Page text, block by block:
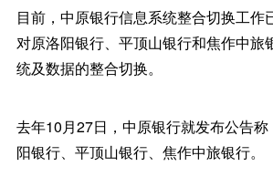
目前，中原银行信息系统整合切换工作
对原洛阳银行、平顶山银行和焦作中旅
统及数据的整合切换。
去年10月27日，中原银行就发布公告
阳银行、平顶山银行、焦作中旅银行。